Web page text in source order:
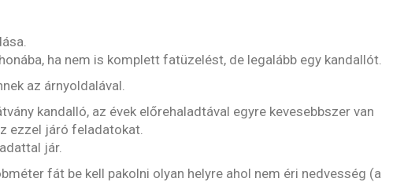
ha nem is komplett fatüzelést, de legalább egy kandallót.
az árnyoldalával.
kandalló, az évek előrehaladtával egyre kevesebbszer van
ezzel járó feladatokat.
jár.
fát be kell pakolni olyan helyre ahol nem éri nedvesség (a